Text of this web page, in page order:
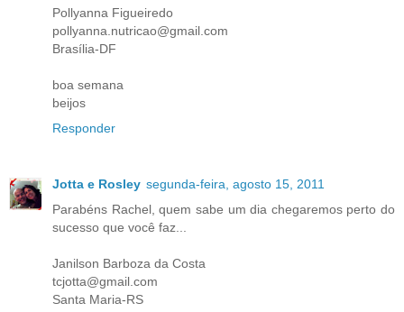
Pollyanna Figueiredo
pollyanna.nutricao@gmail.com
Brasília-DF
boa semana
beijos
Responder
Jotta e Rosley segunda-feira, agosto 15, 2011
Parabéns Rachel, quem sabe um dia chegaremos perto do
sucesso que você faz...
Janilson Barboza da Costa
tcjotta@gmail.com
Santa Maria-RS